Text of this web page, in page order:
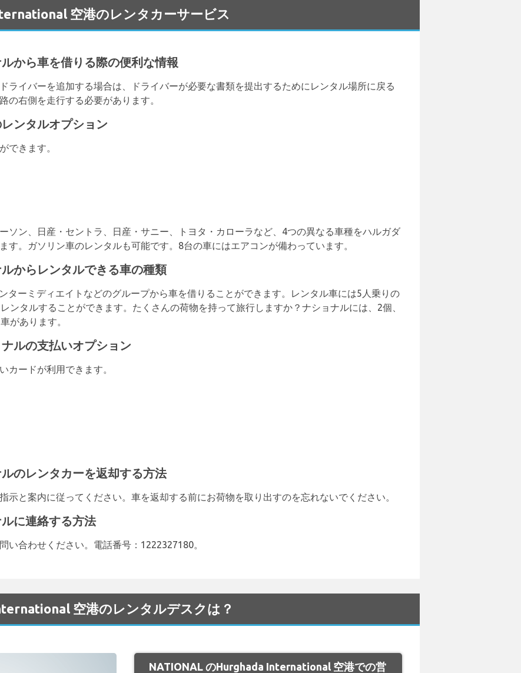
空港のレンタカーサービス
から車を借りる際の便利な情報
ライバーを追加する場合は、ドライバーが必要な書類を提出するためにレンタル場所に戻る
の右側を走行する必要があります。
ンタルオプション
できます。
ソン、日産・セントラ、日産・サニー、トヨタ・カローラなど、4つの異なる車種をハルガダ
す。ガソリン車のレンタルも可能です。8台の車にはエアコンが備わっています。
からレンタルできる車の種類
ターミディエイトなどのグループから車を借りることができます。レンタル車には5人乗りの
ンタルすることができます。たくさんの荷物を持って旅行しますか？ナショナルには、2個、
があります。
ルの支払いオプション
カードが利用できます。
のレンタカーを返却する方法
示と案内に従ってください。車を返却する前にお荷物を取り出すのを忘れないでください。
に連絡する方法
い合わせください。電話番号：1222327180。
空港のレンタルデスクは？
NATIONAL のHurghada International 空港での営